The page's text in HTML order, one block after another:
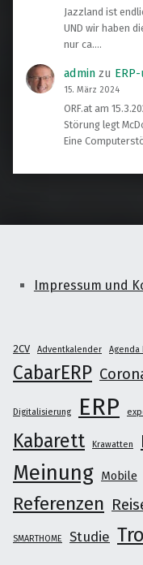
Jazzland ist
UND wir haben
nur ca.…
admin zu
15. März 2024
ORF.at am
Störung legt
Eine
Impressum und
2CV Adventkalender Agenda
CabarERP
Digitalisierung ERP
Kabarett Krawatten
Meinung Mobile
Referenzen
SMARTHOME Studie